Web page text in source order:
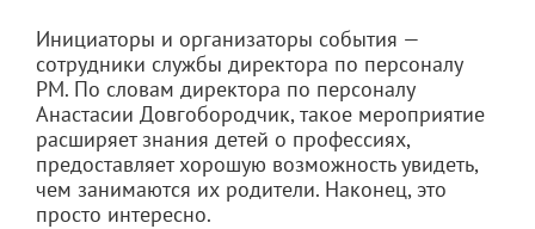
Инициаторы и организаторы события —
сотрудники службы директора по персоналу
РМ. По словам директора по персоналу
Анастасии Довгобородчик, такое мероприятие
расширяет знания детей о профессиях,
предоставляет хорошую возможность увидеть,
чем занимаются их родители. Наконец, это
просто интересно.